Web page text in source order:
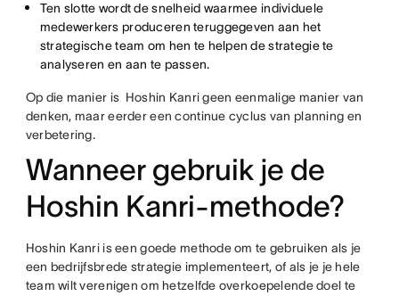
Ten slotte wordt de snelheid waarmee individuele
medewerkers produceren teruggegeven aan het
strategische team om hen te helpen de strategie te
analyseren en aan te passen.
Op die manier is Hoshin Kanri geen eenmalige manier van
denken, maar eerder een continue cyclus van planning en
verbetering.
Wanneer gebruik je de
Hoshin Kanri-methode?
Hoshin Kanri is een goede methode om te gebruiken als je
een bedrijfsbrede strategie implementeert, of als je je hele
team wilt verenigen om hetzelfde overkoepelende doel te